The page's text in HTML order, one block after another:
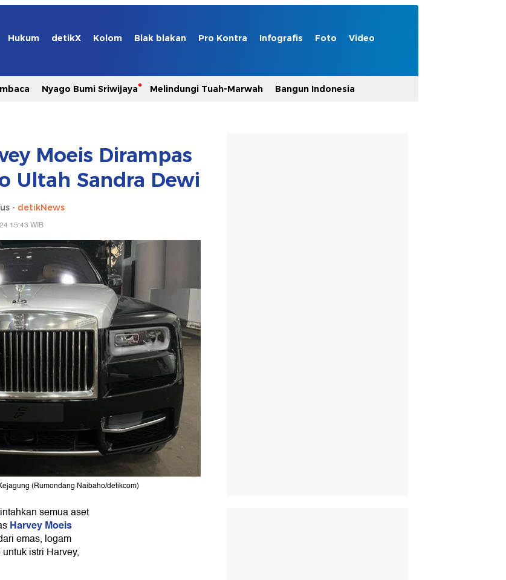
Hukum detikX Kolom Blak blakan Pro Kontra Infografis Foto Video
Nyago Bumi Sriwijaya Melindungi Tuah-Marwah Bangun Indonesia
Moeis Dirampas
Ultah Sandra Dewi
- detikNews
15:43 WIB
(Rumondang Naibaho/detikcom)
semua aset
Harvey Moeis
emas, logam
istri Harvey,